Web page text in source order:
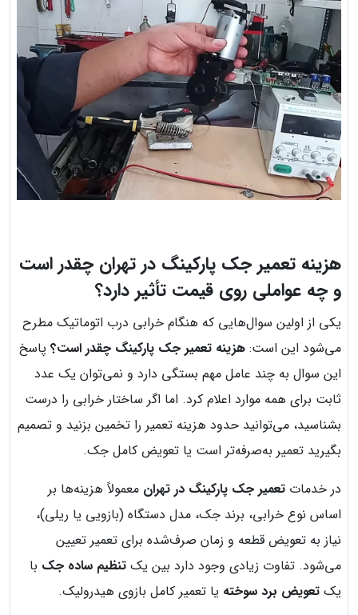
هزینه تعمیر جک پارکینگ در تهران چقدر است
و چه عواملی روی قیمت تأثیر دارد؟
یکی از اولین سوال‌هایی که هنگام خرابی درب اتوماتیک مطرح
می‌شود این است: هزینه تعمیر جک پارکینگ چقدر است؟ پاسخ
این سوال به چند عامل مهم بستگی دارد و نمی‌توان یک عدد
ثابت برای همه موارد اعلام کرد. اما اگر ساختار خرابی را درست
بشناسید، می‌توانید حدود هزینه تعمیر را تخمین بزنید و تصمیم
بگیرید تعمیر به‌صرفه‌تر است یا تعویض کامل جک.
در خدمات تعمیر جک پارکینگ در تهران معمولاً هزینه‌ها بر
اساس نوع خرابی، برند جک، مدل دستگاه (بازویی یا ریلی)،
نیاز به تعویض قطعه و زمان صرف‌شده برای تعمیر تعیین
می‌شود. تفاوت زیادی وجود دارد بین یک تنظیم ساده جک با
یک تعویض برد سوخته یا تعمیر کامل بازوی هیدرولیک.